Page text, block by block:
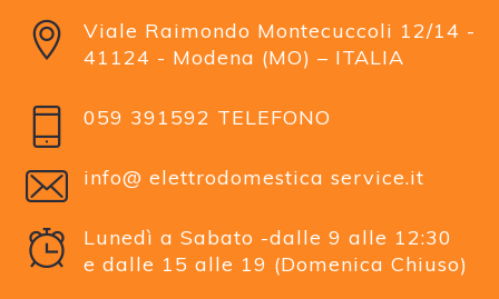
Viale Raimondo Montecuccoli 12/14 -
41124 - Modena (MO) – ITALIA
059 391592 TELEFONO
info@ elettrodomestica service.it
Lunedì a Sabato -dalle 9 alle 12:30
e dalle 15 alle 19 (Domenica Chiuso)